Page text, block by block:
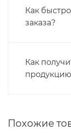
Как
заказа?
Как
Похожие